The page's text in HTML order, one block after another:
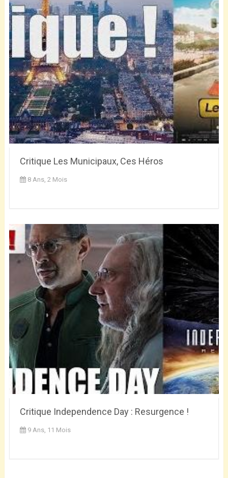
Critique Les Municipaux, Ces Héros
8 Ans, 2 Mois
Critique Independence Day : Resurgence !
9 Ans, 11 Mois